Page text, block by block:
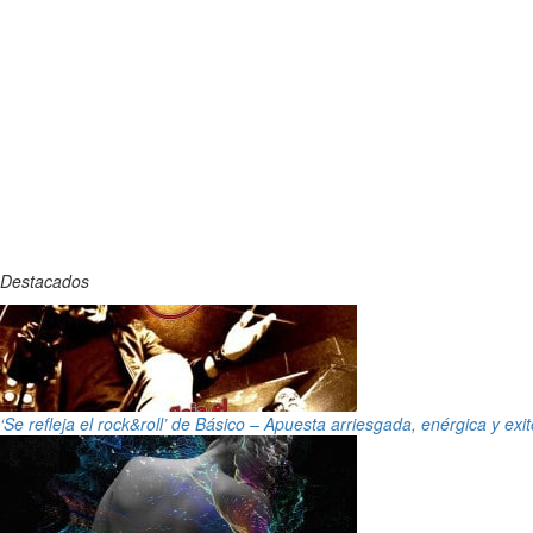
Destacados
‘Se refleja el rock&roll’ de Básico – Apuesta arriesgada, enérgica y